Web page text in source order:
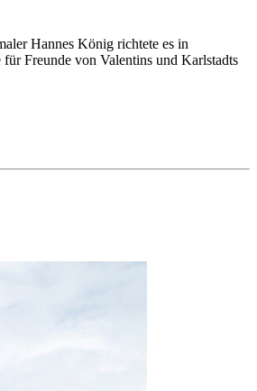
Hannes König richtete es in
Freunde von Valentins und Karlstadts